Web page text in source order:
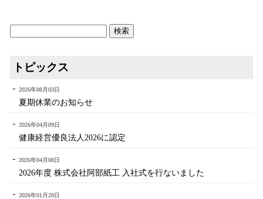
トピックス
2026年08月03日
夏期休業のお知らせ
2026年04月09日
健康経営優良法人2026に認定
2026年04月08日
2026年度 株式会社阿部紙工 入社式を行ないました
2026年01月20日